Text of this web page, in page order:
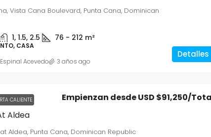
Vista Cana Boulevard, Punta Cana, Dominican
1, 1.5, 2.5 76 - 212 m²
CASA
Detalles
Acevedo 3 años ago
CALIENTE
Aldea
Empienzan desdeUSD $91,250/
Aldea, Punta Cana, Dominican Republic
Punta Cana,
Solar 109 Playa Nueva Romana
Dominicana
SOLAR